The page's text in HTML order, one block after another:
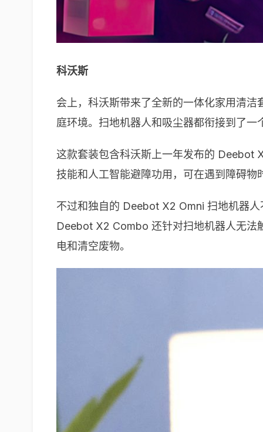
科沃斯
会上，科沃斯带来了全新的一体化家用清
庭环境。扫地机器人和吸尘器都衔接到了
这款套装包含科沃斯上一年发布的 Deebot
技能和人工智能避障功用，可在遇到障碍物
不过和独自的 Deebot X2 Omni 扫地机器
Deebot X2 Combo 还针对扫地机器人无法
电和清空废物。